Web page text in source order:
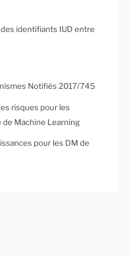
identifiants IUD entre
Notifiés 2017/745
risques pour les
de Machine Learning
pour les DM de